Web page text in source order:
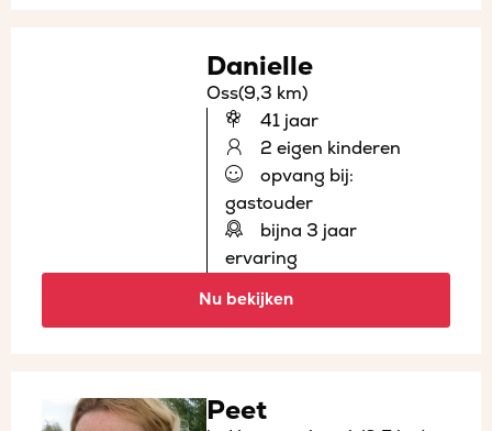
Danielle
Oss(9,3 km)
41 jaar
2 eigen kinderen
opvang bij:
gastouder
bijna 3 jaar
ervaring
Nu bekijken
Peet